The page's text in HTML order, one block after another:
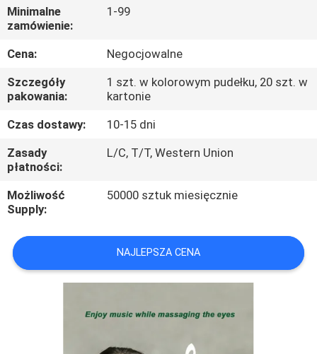
KONTROLA
JAKOŚCI
SKONTAKTUJ
SIĘ
Z
NAMI
POPROSIĆ
O
WYCENĘ
Minimalne
zamówienie:
1-99
Cena:
Negocjowalne
Szczegóły
pakowania:
1 szt. w kolorowym pudełku, 20 szt. w
kartonie
Czas dostawy:
10-15 dni
Zasady
płatności:
L/C, T/T, Western Union
Możliwość
Supply:
50000 sztuk miesięcznie
NAJLEPSZA CENA